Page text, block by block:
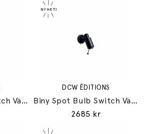
Biny Spot Bulb Switch Vägglampa Black/Polished Nickel
DCW ÉDITIONS
Biny Spot Bulb Switch Vägglampa Black/Black
2685 kr